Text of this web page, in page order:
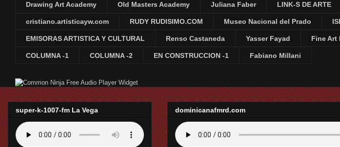
Drawing Art Academy Old Masters Academy Juliana Faber LINK-S DE ARTE
cristiano.artisticayw.com RUDY RUDISIMO.COM Museo Nacional del Prado
EMISORAS ARTISTICA Y CULTURAL Renso Castaneda Yasser Fayad Fine Art
COLUMNA -1 COLUMNA -2 EN CONSTRUCCION -1 Fabiano Millani
Free Audio Player Widget
dominicanafmrd.com
super-k-1007-fm La Vega